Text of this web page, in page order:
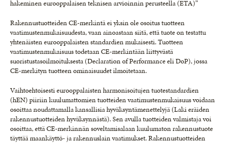
hakeminen eurooppalaisen teknisen arvioinnin perusteella (ETA)”
Rakennustuotteiden CE-merkintä ei yksin ole osoitus tuotteen
vaatimustenmukaisuudesta, vaan ainoastaan siitä, että tuote on testattu
yhtenäisten eurooppalaisten standardien mukaisesti. Tuotteen
vaatimustenmukaisuus todetaan CE-merkintään liittyvästä
suoristustasoilmoituksesta (Declaration of Performance eli DoP), jossa
CE-merkityn tuotteen ominaisuudet ilmoitetaan.
Vaihtoehtoisesti eurooppalaisten harmonisoitujen tuotestandardien
(hEN) piiriin kuulumattomien tuotteiden vaatimustenmukaisuus voidaan
osoittaa noudattamalla kansallisia hyväksyntämenettelyjä (Laki eräiden
rakennustuotteiden hyväksynnästä). Sen avulla tuotteiden valmistaja voi
osoittaa, että CE-merkinnän soveltamisalaan kuulumaton rakennustuote
täyttää maankäyttö- ja rakennuslain vaatimukset. Rakennustuotteiden